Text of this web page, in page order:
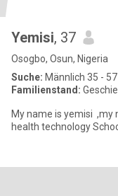
Yemisi, 37
Osogbo, Osun, Nigeria
Suche: Männlich 35 - 57
Familienstand:
My name is yemisi ,my
health technology